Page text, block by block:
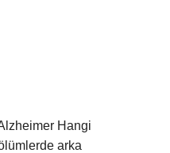
Hangi
arka